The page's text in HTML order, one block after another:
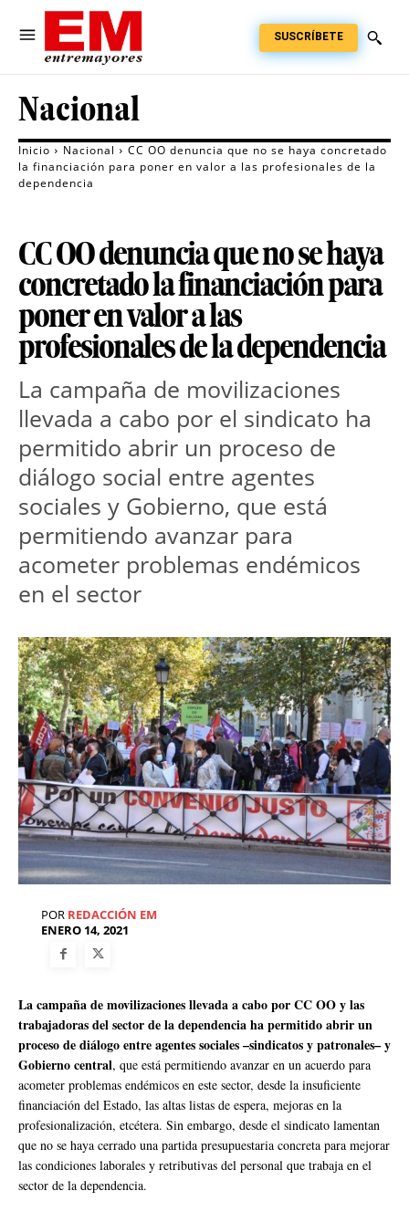
SUSCRÍBETE
Nacional
Inicio Nacional
CC OO denuncia que no se haya concretado
la financiación para poner en valor a las profesionales de la
dependencia
CC OO denuncia que no se haya
concretado la financiación para
poner en valor a las
profesionales de la dependencia
La campaña de movilizaciones
llevada a cabo por el sindicato ha
permitido abrir un proceso de
diálogo social entre agentes
sociales y Gobierno, que está
permitiendo avanzar para
acometer problemas endémicos
en el sector
POR REDACCIÓN EM
ENERO 14, 2021
La campaña de movilizaciones llevada a cabo por CC OO y las
trabajadoras del sector de la dependencia ha permitido abrir un
proceso de diálogo entre agentes sociales –sindicatos y patronales– y
Gobierno central, que está permitiendo avanzar en un acuerdo para
acometer problemas endémicos en este sector, desde la insuficiente
financiación del Estado, las altas listas de espera, mejoras en la
profesionalización, etcétera. Sin embargo, desde el sindicato lamentan
que no se haya cerrado una partida presupuestaria concreta para mejorar
las condiciones laborales y retributivas del personal que trabaja en el
sector de la dependencia.